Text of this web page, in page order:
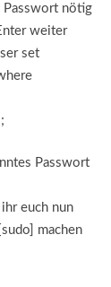
nötig
weiter
set
Passwort
euch nun
machen